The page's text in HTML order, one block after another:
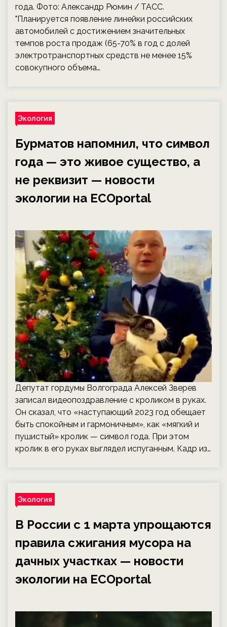
года. Фото: Александр Рюмин / ТАСС.
"Планируется появление линейки российских
автомобилей с достижением значительных
темпов роста продаж (65-70% в год с долей
электротранспортных средств не менее 15%
совокупного объема…
Экология
Бурматов напомнил, что символ
года — это живое существо, а
не реквизит — новости
экологии на ECOportal
Депутат гордумы Волгограда Алексей Зверев
записал видеопоздравление с кроликом в руках.
Он сказал, что «наступающий 2023 год обещает
быть спокойным и гармоничным», как «мягкий и
пушистый» кролик — символ года. При этом
кролик в его руках выглядел испуганным. Кадр из…
Экология
В России с 1 марта упрощаются
правила сжигания мусора на
дачных участках — новости
экологии на ECOportal